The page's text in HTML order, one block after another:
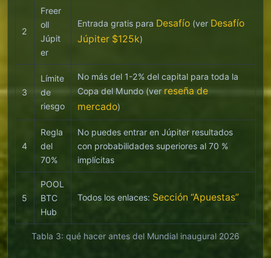
Tabla 3: qué hacer antes del Mundial inaugural 2026
2
Freer
oll
Júpit
er
Entrada gratis para Desafío (ver Desafío
Júpiter $125k)
3
Límite
de
riesgo
No más del 1-2% del capital para toda la
Copa del Mundo (ver reseña de
mercado)
4
Regla
del
70%
No puedes entrar en Júpiter resultados
con probabilidades superiores al 70 %
implícitas
5
POOL
BTC
Hub
Todos los enlaces: Sección “Apuestas”